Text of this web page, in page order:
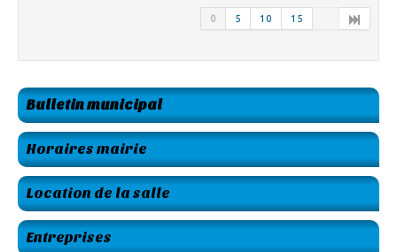
0 5 10 15
Bulletin municipal
Horaires mairie
Location de la salle
Entreprises